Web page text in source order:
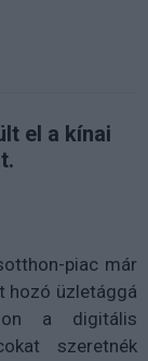
el a kínai
piac már
hozó üzletággá
a digitális
szeretnék